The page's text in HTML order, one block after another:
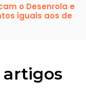
o Desenrola e
iguais aos de
artigos